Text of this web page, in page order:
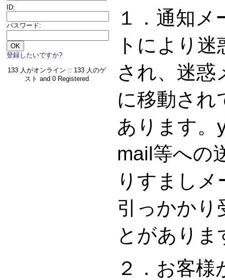
ID:
パスワード:
登録したいですか?
133 人がオンライン :: 133 人のゲ
スト and 0 Registered
１．通知
トにより
され、迷惑
に移動され
あります。
mail等への
りすまし
引っかかり
とがありま
２．お客様